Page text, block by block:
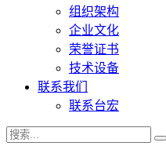
组织架构
企业文化
荣誉证书
技术设备
联系我们
联系台宏